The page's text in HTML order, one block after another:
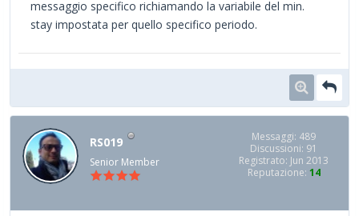
messaggio specifico richiamando la variabile del min.
stay impostata per quello specifico periodo.
RS019
Senior Member
Messaggi: 489
Discussioni: 91
Registrato: Jun 2013
Reputazione: 14